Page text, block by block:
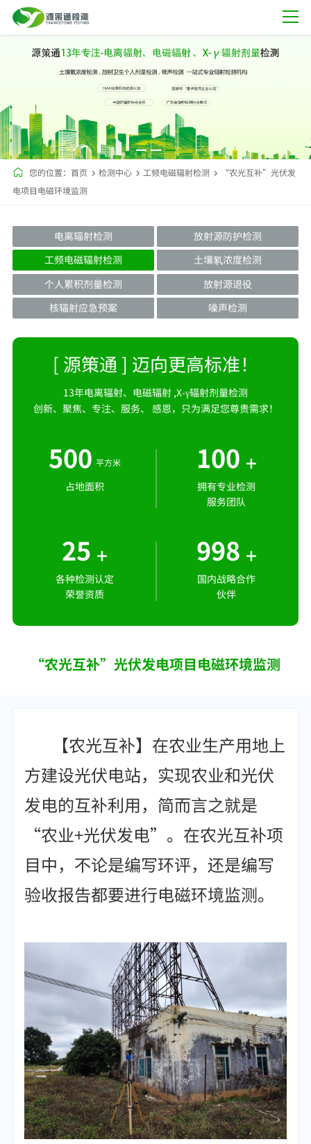
您的位置： 首页 检测中心 工频电磁辐射检测
“农光互补”光伏发
电项目电磁环境监测
电离辐射检测
放射源防护检测
工频电磁辐射检测
土壤氡浓度检测
个人累积剂量检测
放射源退役
核辐射应急预案
噪声检测
[ 源策通 ] 迈向更高标准！
13年电离辐射、电磁辐射 ,X-γ辐射剂量检测
创新、聚焦、专注、服务、 感恩，只为满足您尊贵需求！
500 平方米
占地面积
100 +
拥有专业检测
服务团队
25 +
各种检测认定
荣誉资质
998 +
国内战略合作
伙伴
“农光互补”光伏发电项目电磁环境监测
【农光互补】在农业生产用地上
方建设光伏电站，实现农业和光伏
发电的互补利用，简而言之就是
“农业+光伏发电”。在农光互补项
目中，不论是编写环评，还是编写
验收报告都要进行电磁环境监测。